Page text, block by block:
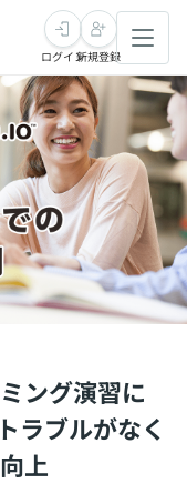
ログイン新規登録
ング演習に
ラブルがなく
上